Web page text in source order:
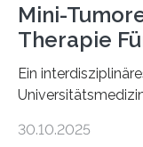
Mini-
Therapie
Ein
behandelt werden
30.10.2025